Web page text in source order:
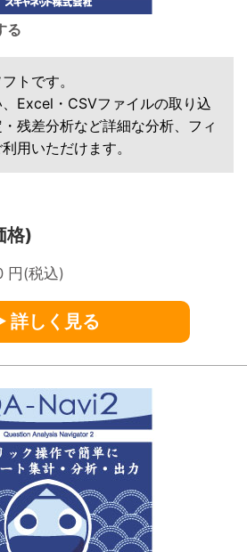
る
トです。
Excel・CSVファイルの取り込
残差分析など詳細な分析、フィ
用いただけます。
格)
円(税込)
詳しく見る